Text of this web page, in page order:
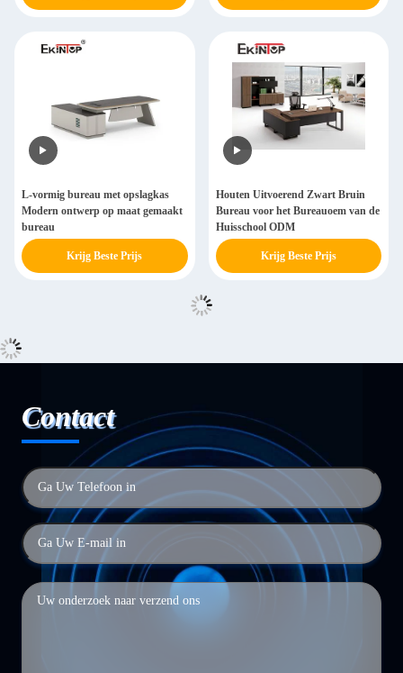
L-vormig bureau met opslagkas
Modern ontwerp op maat gemaakt
bureau
Krijg Beste Prijs
Houten Uitvoerend Zwart Bruin
Bureau voor het Bureauoem van de
Huisschool ODM
Krijg Beste Prijs
Contact